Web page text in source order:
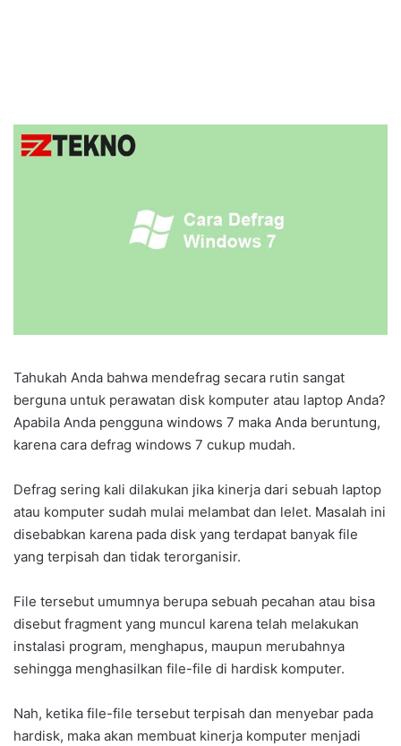
Tahukah Anda bahwa mendefrag secara rutin sangat
berguna untuk perawatan disk komputer atau laptop Anda?
Apabila Anda pengguna windows 7 maka Anda beruntung,
karena cara defrag windows 7 cukup mudah.
Defrag sering kali dilakukan jika kinerja dari sebuah laptop
atau komputer sudah mulai melambat dan lelet. Masalah ini
disebabkan karena pada disk yang terdapat banyak file
yang terpisah dan tidak terorganisir.
File tersebut umumnya berupa sebuah pecahan atau bisa
disebut fragment yang muncul karena telah melakukan
instalasi program, menghapus, maupun merubahnya
sehingga menghasilkan file-file di hardisk komputer.
Nah, ketika file-file tersebut terpisah dan menyebar pada
hardisk, maka akan membuat kinerja komputer menjadi